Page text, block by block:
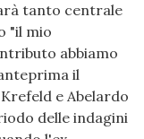
tanto centrale
"il mio
abbiamo
il
e Abelardo
delle indagini